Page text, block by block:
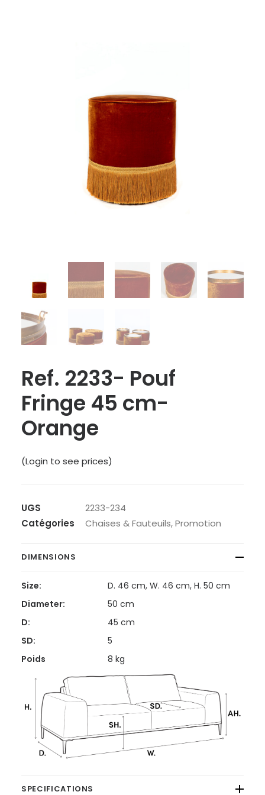
Ref. 2233- Pouf
Fringe 45 cm-
Orange
(Login to see prices)
UGS
2233-234
Catégories
Chaises & Fauteuils,Promotion
DIMENSIONS
Size:
D. 46 cm, W. 46 cm, H. 50 cm
Diameter:
50 cm
D:
45 cm
SD:
5
Poids
8 kg
SPECIFICATIONS